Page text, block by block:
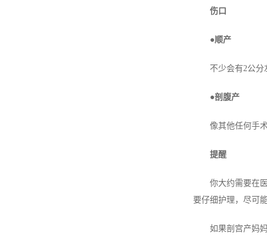
伤口
●顺产
不少会有2公分左
●剖腹产
像其他任何手术
提醒
你大约需要在医
要仔细护理，尽可
如果剖宫产妈妈